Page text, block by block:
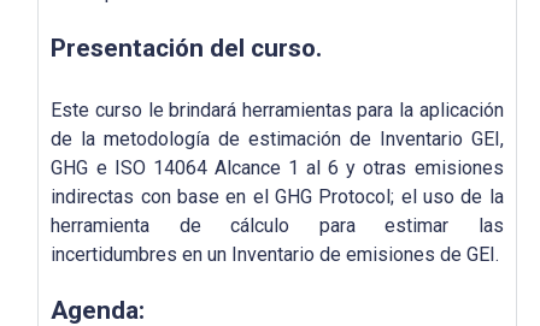
Presentación del curso.
Este curso le brindará herramientas para la aplicación
de la metodología de estimación de Inventario GEI,
GHG e ISO 14064 Alcance 1 al 6 y otras emisiones
indirectas con base en el GHG Protocol; el uso de la
herramienta de cálculo para estimar las
incertidumbres en un Inventario de emisiones de GEI.
Agenda: